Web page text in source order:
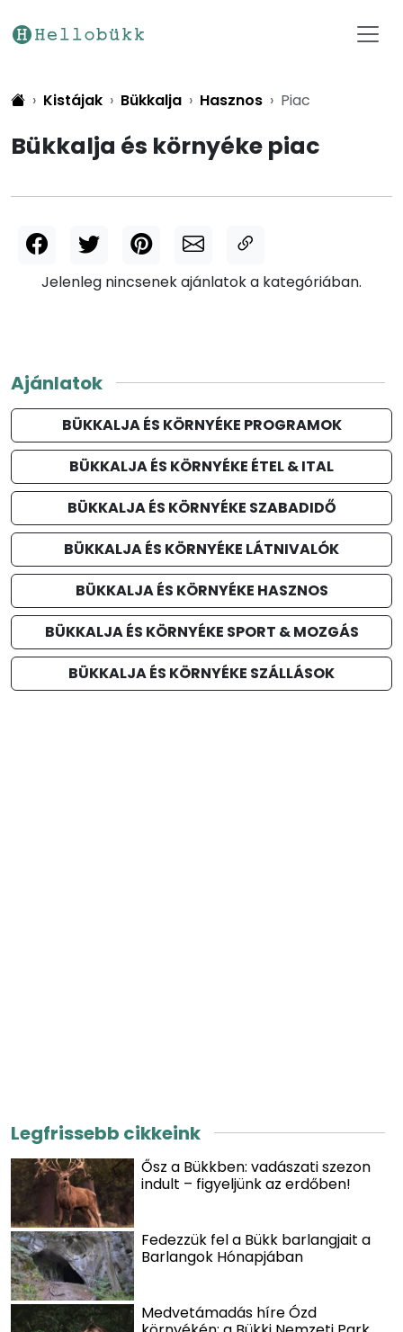
Kistájak Bükkalja Hasznos Piac
Bükkalja és környéke piac
Jelenleg nincsenek ajánlatok a kategóriában.
Ajánlatok
BÜKKALJA ÉS KÖRNYÉKE PROGRAMOK
BÜKKALJA ÉS KÖRNYÉKE ÉTEL & ITAL
BÜKKALJA ÉS KÖRNYÉKE SZABADIDŐ
BÜKKALJA ÉS KÖRNYÉKE LÁTNIVALÓK
BÜKKALJA ÉS KÖRNYÉKE HASZNOS
BÜKKALJA ÉS KÖRNYÉKE SPORT & MOZGÁS
BÜKKALJA ÉS KÖRNYÉKE SZÁLLÁSOK
Legfrissebb cikkeink
Ősz a Bükkben: vadászati szezon
indult – figyeljünk az erdőben!
Fedezzük fel a Bükk barlangjait a
Barlangok Hónapjában
Medvetámadás híre Ózd